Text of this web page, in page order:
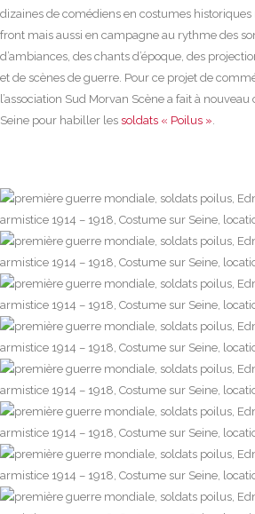
dizaines de comédiens en costumes
front mais aussi en campagne au rythme des
d’ambiances, des chants d’époque, des
et de scènes de guerre. Pour ce projet de
l’association Sud Morvan Scène a fait à
Seine pour habiller les soldats « Poilus »